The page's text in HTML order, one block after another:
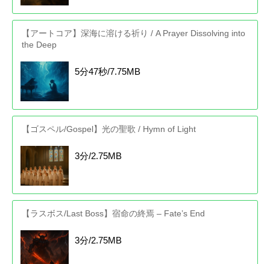
【アートコア】深海に溶ける祈り / A Prayer Dissolving into
the Deep
5分47秒/7.75MB
【ゴスペル/Gospel】光の聖歌 / Hymn of Light
3分/2.75MB
【ラスボス/Last Boss】宿命の終焉 – Fate’s End
3分/2.75MB